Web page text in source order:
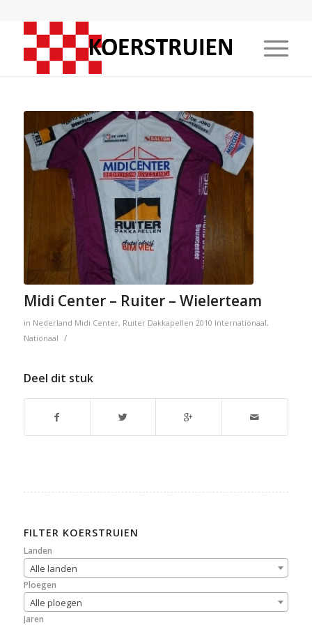
Midi Center – Ruiter – Wielerteam
in Nederland Midi Center, Ruiter Dakkapellen 2010 Internationaal,
Nationaal
/
Deel dit stuk
FILTER KOERSTRUIEN
Landen
Alle landen
Ploegen
Alle ploegen
Jaren